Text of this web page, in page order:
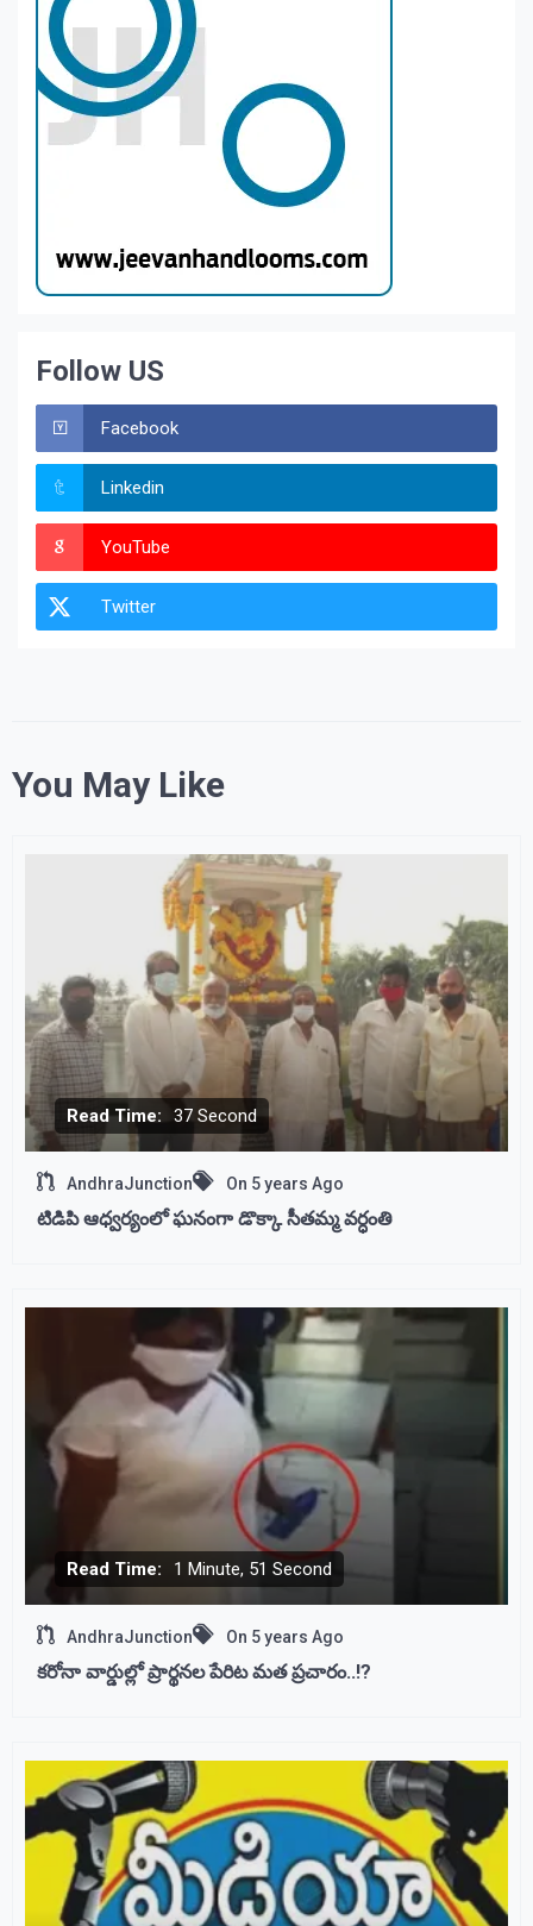
Follow US
Facebook
Linkedin
YouTube
Twitter
You May Like
Read Time: 37 Second
AndhraJunction On 5 years Ago
టిడిపి ఆధ్వర్యంలో ఘనంగా డొక్కా సీతమ్మ వర్ధంతి
Read Time: 1 Minute, 51 Second
AndhraJunction On 5 years Ago
కరోనా వార్డుల్లో ప్రార్థనల పేరిట మత ప్రచారం..!?